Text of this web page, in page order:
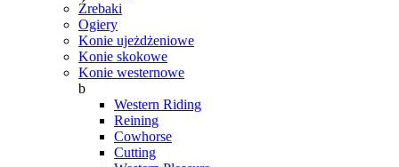
Źrebaki
Ogiery
Konie ujeżdżeniowe
Konie skokowe
Konie westernowe
b
Western Riding
Reining
Cowhorse
Cutting